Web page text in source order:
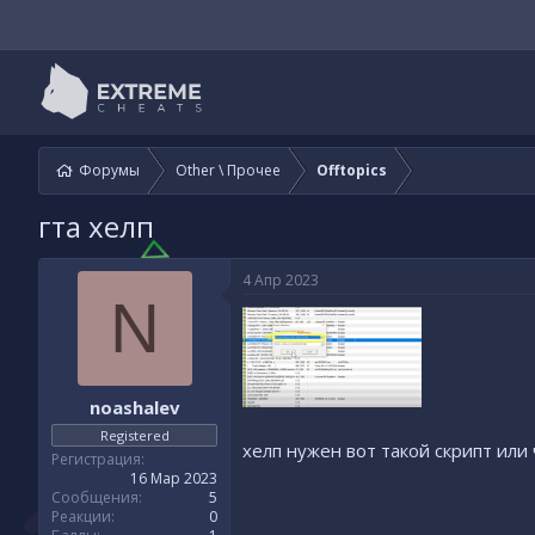
Форумы Other \ Прочее Offtopics
гта хелп
N
noashalev
Registered
Регистрация
16 Мар 2023
Сообщения
5
Реакции
0
4 Апр 2023
хелп нужен вот такой скрипт